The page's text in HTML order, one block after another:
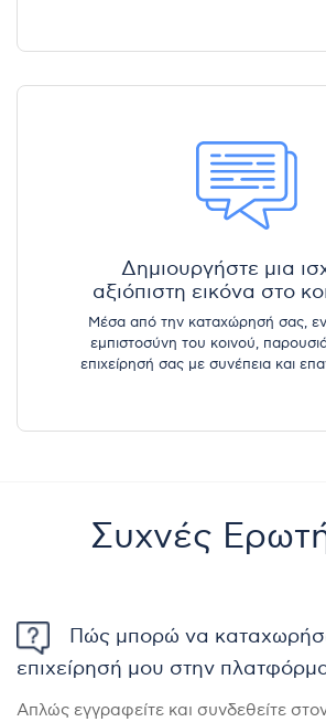
Δημιουργήστε μια
αξιόπιστη εικόνα στο
Μέσα από την καταχώρησή σας,
εμπιστοσύνη του κοινού,
επιχείρησή σας με συνέπεια και
Συχνές
Πώς μπορώ να
επιχείρησή μου στην
Απλώς εγγραφείτε και συνδεθείτε